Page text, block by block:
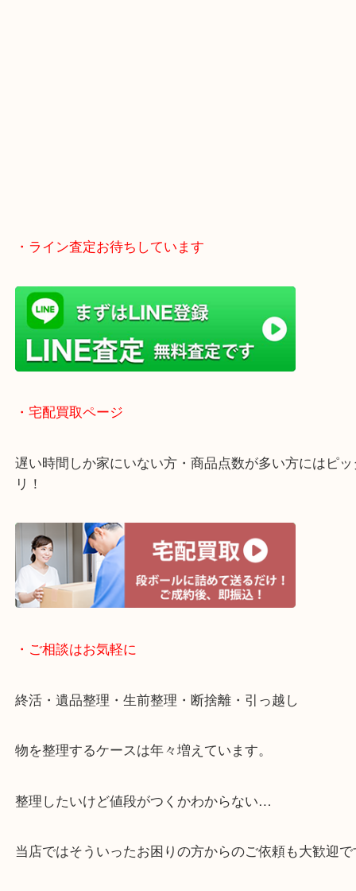
・ライン査定お待ちしています
リ！